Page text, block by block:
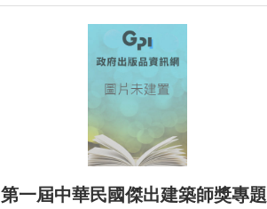
第一屆中華民國傑出建築師獎專題